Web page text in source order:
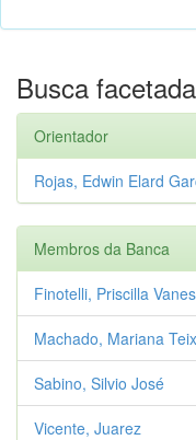
Busca facetada
Orientador
Rojas, Edwin Elard
Membros da Banca
Finotelli, Priscilla
Machado, Mariana
Sabino, Silvio José
Vicente, Juarez